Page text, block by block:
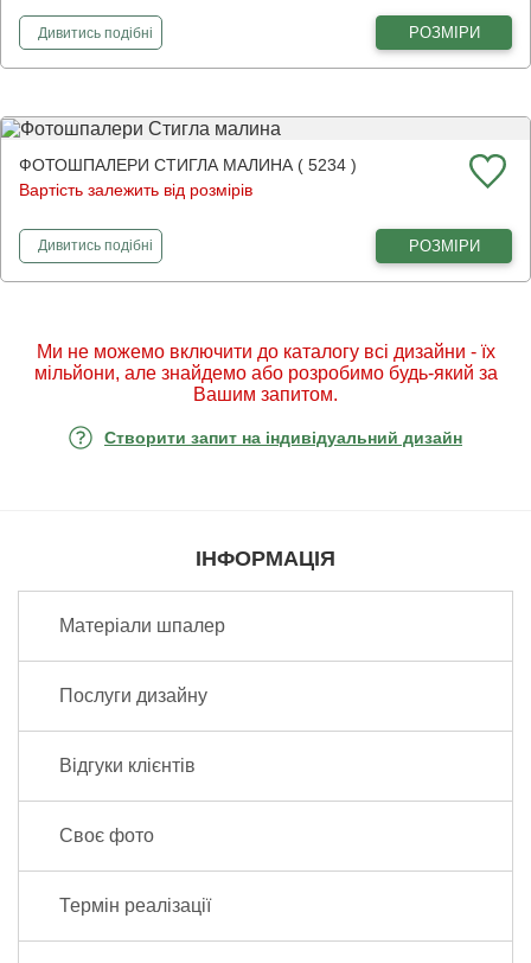
Дивитисьфотошпалери
подібні РОЗМІРИ
ФОТОШПАЛЕРИ СТИГЛА МАЛИНА ( 5234 )
Вартість залежить від розмірів
Дивитисьфотошпалери
подібні РОЗМІРИ
Ми не можемо включити до каталогу всі дизайни - їх
мільйони, але знайдемо або розробимо будь-який за
Вашим запитом.
Створити запит на індивідуальний дизайн
ІНФОРМАЦІЯ
Матеріали шпалер
Послуги дизайну
Відгуки клієнтів
Своє фото
Термін реалізації